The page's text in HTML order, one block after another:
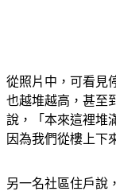
從照片中，可看見
也越堆越高，甚至
說，「本來這裡堆